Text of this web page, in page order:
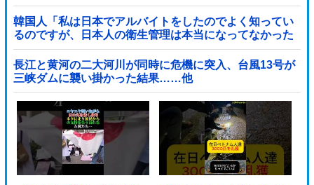
韓国人「私は日本でアルバイトをしたのでよく知ってい
るのですが、日本人の衛生管理は本当になってなかった
です」
長江と黄河の二大河川が同時に危機に突入、台風13号が
三峡ダムに襲い掛かった結果……他